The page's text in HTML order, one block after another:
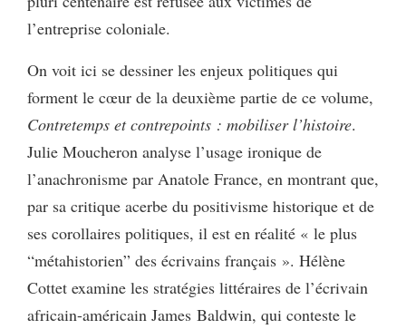
l’entreprise coloniale.
On voit ici se dessiner les enjeux politiques qui
forment le cœur de la deuxième partie de ce volume,
Contretemps et contrepoints : mobiliser l’histoire.
Julie Moucheron analyse l’usage ironique de
l’anachronisme par Anatole France, en montrant que,
par sa critique acerbe du positivisme historique et de
ses corollaires politiques, il est en réalité « le plus
“métahistorien” des écrivains français ». Hélène
Cottet examine les stratégies littéraires de l’écrivain
africain-américain James Baldwin, qui conteste le